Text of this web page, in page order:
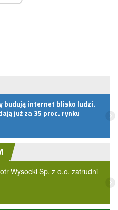
budują internet blisko ludzi.
już za 35 proc. rynku
Wysocki Sp. z o.o. zatrudni